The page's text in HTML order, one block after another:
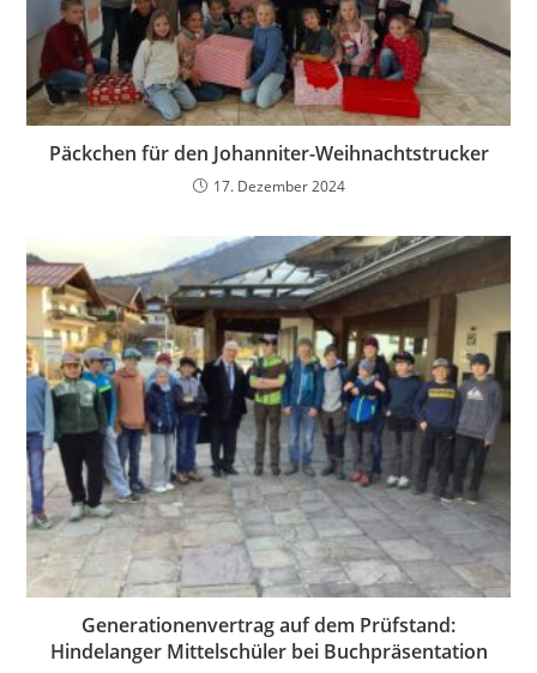
Päckchen für den Johanniter-Weihnachtstrucker
17. Dezember 2024
Generationenvertrag auf dem Prüfstand:
Hindelanger Mittelschüler bei Buchpräsentation